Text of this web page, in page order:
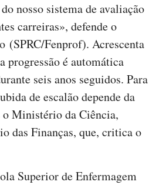
nosso sistema de avaliação
carreiras», defende o
(SPRC/Fenprof). Acrescenta
progressão é automática
seis anos seguidos. Para
de escalão depende da
o Ministério da Ciência,
das Finanças, que, critica o
Superior de Enfermagem